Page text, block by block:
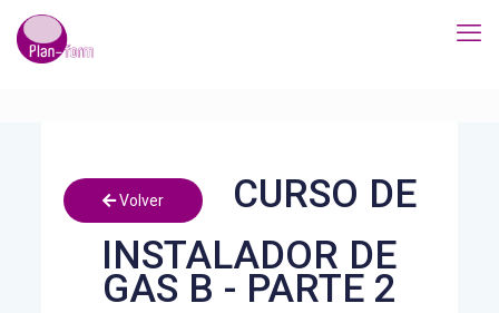
Volver
CURSO DE
INSTALADOR DE
GAS B - PARTE 2